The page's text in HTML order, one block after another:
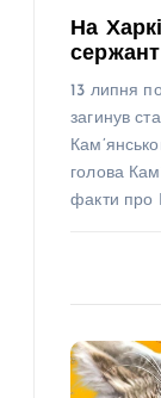
На
13 липня
загинув
голова
факти про